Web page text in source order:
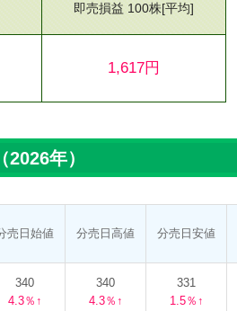
即売損益 100株[平均]
1,617円
年）
売日 始値 分売日 高値 分売日 安値
340
4.3％↑
340
4.3％↑
331
1.5％↑